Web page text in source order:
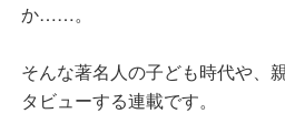
か……。
そんな著名人の子ども時代や、
タビューする連載です。